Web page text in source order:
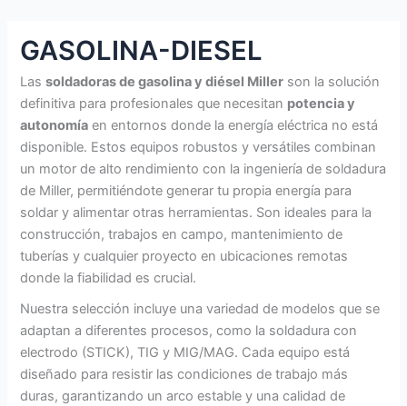
GASOLINA-DIESEL
Lassoldadoras de gasolina y diésel Miller son la solución
definitiva para profesionales que necesitan potencia y
autonomía en entornos donde la energía eléctrica no está
disponible. Estos equipos robustos y versátiles combinan
un motor de alto rendimiento con la ingeniería de soldadura
de Miller, permitiéndote generar tu propia energía para
soldar y alimentar otras herramientas. Son ideales para la
construcción, trabajos en campo, mantenimiento de
tuberías y cualquier proyecto en ubicaciones remotas
donde la fiabilidad es crucial.
Nuestra selección incluye una variedad de modelos que se
adaptan a diferentes procesos, como la soldadura con
electrodo (STICK), TIG y MIG/MAG. Cada equipo está
diseñado para resistir las condiciones de trabajo más
duras, garantizando un arco estable y una calidad de